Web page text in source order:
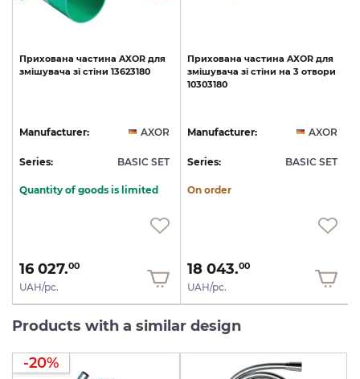
Прихована частина AXOR для
змішувача зі стіни 13623180
Manufacturer: AXOR
Series: BASIC SET
Quantity of goods is limited
16 027.00
UAH/pc.
Прихована частина AXOR для
змішувача зі стіни на 3 отвори
10303180
Manufacturer: AXOR
Series: BASIC SET
On order
18 043.00
UAH/pc.
Products with a similar design
-20%